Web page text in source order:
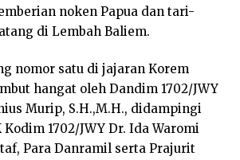
noken Papua dan tari-
di Lembah Baliem.
nomor satu di jajaran Korem
hangat oleh Dandim 1702/JWY
Murip, S.H.,M.H., didampingi
Kodim 1702/JWY Dr. Ida Waromi
Para Danramil serta Prajurit